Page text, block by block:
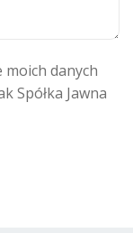
danych
Spółka Jawna